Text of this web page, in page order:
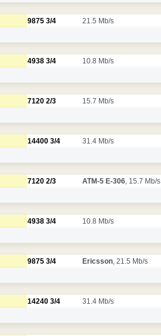
9875 3/4 21.5 Mb/s
4938 3/4 10.8 Mb/s
7120 2/3 15.7 Mb/s
14400 3/4 31.4 Mb/s
7120 2/3 ATM-5 E-306 , 15.7 Mb/s
4938 3/4 10.8 Mb/s
9875 3/4 Ericsson , 21.5 Mb/s
14240 3/4 31.4 Mb/s